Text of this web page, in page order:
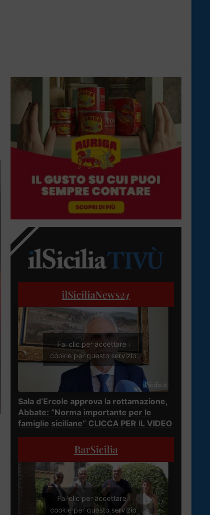
ilSiciliaNews24
Fai clic per accettare i
cookie per questo servizio
Sala d’Ercole approva la rottamazione,
Abbate: “Norma importante per le
famiglie siciliane” CLICCA PER IL VIDEO
BarSicilia
Fai clic per accettare i
cookie per questo servizio